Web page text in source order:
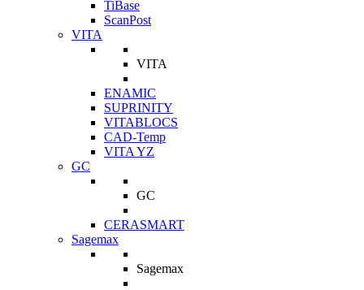
TiBase
ScanPost
VITA
VITA
ENAMIC
SUPRINITY
VITABLOCS
CAD-Temp
VITA YZ
GC
GC
CERASMART
Sagemax
Sagemax